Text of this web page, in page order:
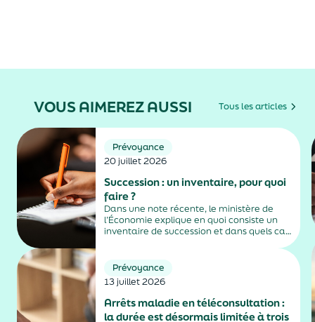
VOUS AIMEREZ AUSSI Tous les articles
Prévoyance
20 juillet 2026
Succession : un inventaire, pour quoi
faire ?
Dans une note récente, le ministère de
l’Économie explique en quoi consiste un
inventaire de succession et dans quels cas
Prévoyance
13 juillet 2026
Arrêts maladie en téléconsultation :
la durée est désormais limitée à trois